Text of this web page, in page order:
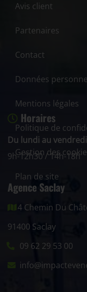
Avis client
Partenaires
Contact
Données
Mentions légales
Politique de
Gestion des
Plan de site
Horaires
Du lundi au
9h-12h30 / 14h-18h
Agence Saclay
4 Chemin Du
91400 Saclay
09 62 29 53 00